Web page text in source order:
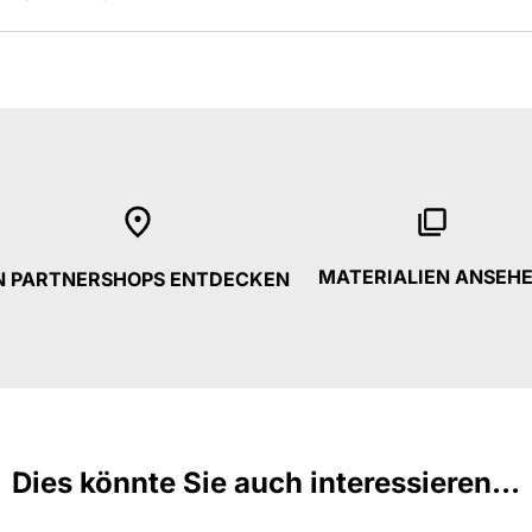
PARTNERSHOPS ENTDECKEN MATERIALIEN
Dies könnte Sie auch interessieren...